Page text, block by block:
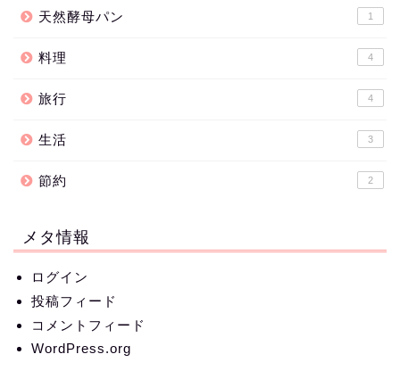
天然酵母パン 1
料理 4
旅行 4
生活 3
節約 2
メタ情報
ログイン
投稿フィード
コメントフィード
WordPress.org